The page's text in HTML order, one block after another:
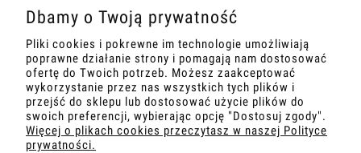
POMOC
MOJE KONTO
PŁATNOŚCI I DOSTAWA
INFORMACJE
Dbamy o Twoją prywatność
Pliki cookies i pokrewne im technologie umożliwiają
poprawne działanie strony i pomagają nam dostosować
ofertę do Twoich potrzeb. Możesz zaakceptować
wykorzystanie przez nas wszystkich tych plików i
przejść do sklepu lub dostosować użycie plików do
swoich preferencji, wybierając opcję "Dostosuj zgody".
Więcej o plikach cookies przeczytasz w naszej Polityce
prywatności.